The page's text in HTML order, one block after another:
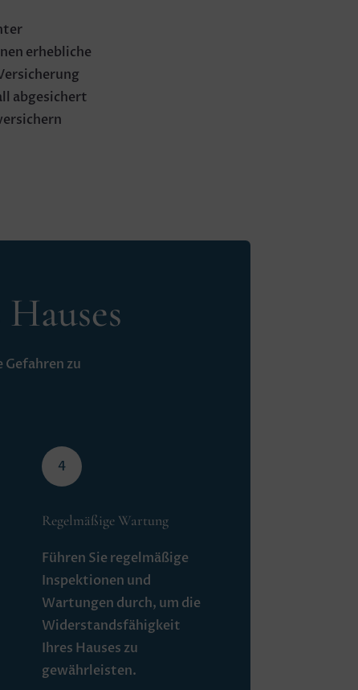
erhebliche
abgesichert
zu
4
Regelmäßige Wartung
Führen Sie regelmäßige
Inspektionen und
Wartungen durch, um die
Widerstandsfähigkeit
Ihres Hauses zu
gewährleisten.